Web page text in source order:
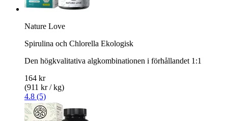
Nature Love
Spirulina och Chlorella Ekologisk
Den högkvalitativa algkombinationen i förhållandet 1:1
164 kr
(911 kr / kg)
4.8 (5)